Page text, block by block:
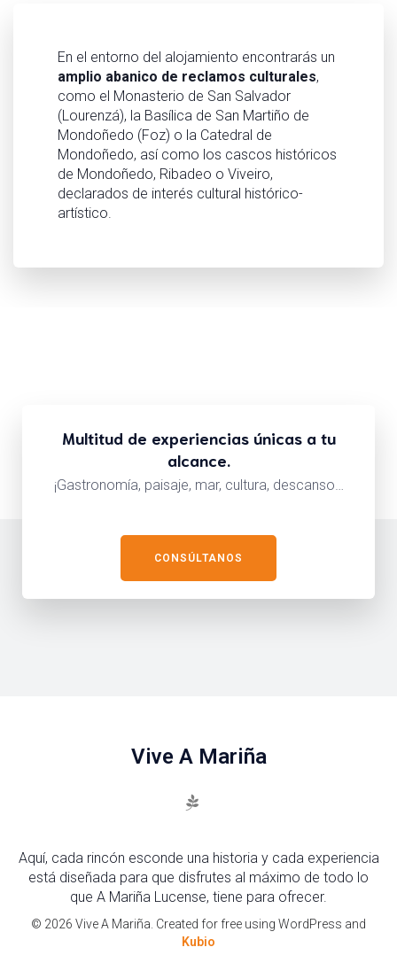
En el entorno del alojamiento encontrarás un
amplio abanico de reclamos culturales,
como el Monasterio de San Salvador
(Lourenzá), la Basílica de San Martiño de
Mondoñedo (Foz) o la Catedral de
Mondoñedo, así como los cascos históricos
de Mondoñedo, Ribadeo o Viveiro,
declarados de interés cultural histórico-
artístico.
Multitud de experiencias únicas a tu
alcance.
¡Gastronomía, paisaje, mar, cultura, descanso…
CONSÚLTANOS
Vive A Mariña
Aquí, cada rincón esconde una historia y cada experiencia
está diseñada para que disfrutes al máximo de todo lo
que A Mariña Lucense, tiene para ofrecer.
© 2026 Vive A Mariña. Created for free using WordPress and
Kubio